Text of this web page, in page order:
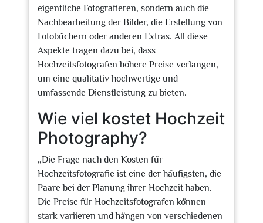
eigentliche Fotografieren, sondern auch die
Nachbearbeitung der Bilder, die Erstellung von
Fotobüchern oder anderen Extras. All diese
Aspekte tragen dazu bei, dass
Hochzeitsfotografen höhere Preise verlangen,
um eine qualitativ hochwertige und
umfassende Dienstleistung zu bieten.
Wie viel kostet Hochzeit
Photography?
„Die Frage nach den Kosten für
Hochzeitsfotografie ist eine der häufigsten, die
Paare bei der Planung ihrer Hochzeit haben.
Die Preise für Hochzeitsfotografen können
stark variieren und hängen von verschiedenen